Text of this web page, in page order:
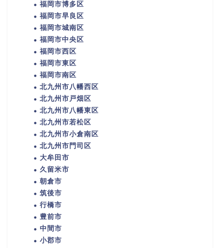
福岡市博多区
福岡市早良区
福岡市城南区
福岡市中央区
福岡市西区
福岡市東区
福岡市南区
北九州市八幡西区
北九州市戸畑区
北九州市八幡東区
北九州市若松区
北九州市小倉南区
北九州市門司区
大牟田市
久留米市
朝倉市
筑後市
行橋市
豊前市
中間市
小郡市